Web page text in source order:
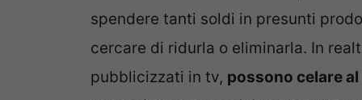
spendere tanti soldi in presunti
cercare di ridurla o eliminarla. In
pubblicizzati in tv, possono celare